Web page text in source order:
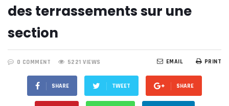
des terrassements sur une
section
0 COMMENT 5221 VIEWS PRINT
EMAIL
SHARE TWEET SHARE